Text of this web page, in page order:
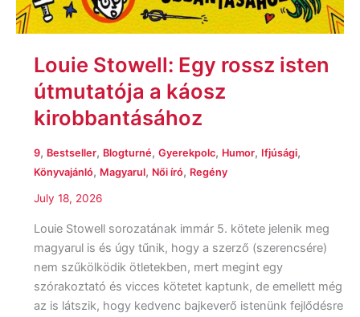
Louie Stowell: Egy ​rossz isten
útmutatója a káosz
kirobbantásához
9, Bestseller, Blogturné, Gyerekpolc, Humor, Ifjúsági,
Könyvajánló, Magyarul, Női író, Regény
July 18, 2026
Louie Stowell sorozatának immár 5. kötete jelenik meg
magyarul is és úgy tűnik, hogy a szerző (szerencsére)
nem szűkölködik ötletekben, mert megint egy
szórakoztató és vicces kötetet kaptunk, de emellett még
az is látszik, hogy kedvenc bajkeverő istenünk fejlődésre